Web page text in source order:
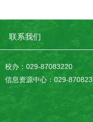
联系我们
校办：029-87083220
信息资源中心：029-